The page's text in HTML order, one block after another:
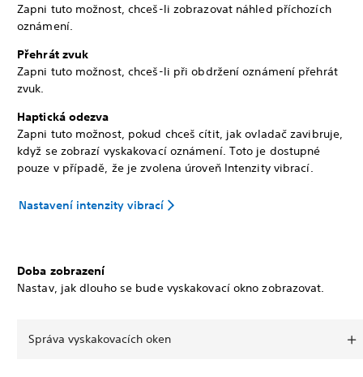
Zapni tuto možnost, chceš-li zobrazovat náhled příchozích
oznámení.
Přehrát zvuk
Zapni tuto možnost, chceš-li při obdržení oznámení přehrát
zvuk.
Haptická odezva
Zapni tuto možnost, pokud chceš cítit, jak ovladač zavibruje,
když se zobrazí vyskakovací oznámení. Toto je dostupné
pouze v případě, že je zvolena úroveň Intenzity vibrací.
Nastavení intenzity vibrací
Doba zobrazení
Nastav, jak dlouho se bude vyskakovací okno zobrazovat.
Správa vyskakovacích oken